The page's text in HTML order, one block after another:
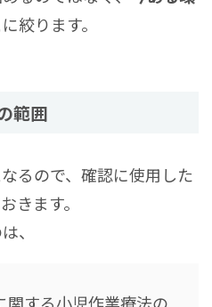
に絞ります。
範囲
るので、確認に使用した
きます。
、
関する小児作業療法の